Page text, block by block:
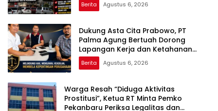
Berita Agustus 6, 2026
Dukung Asta Cita Prabowo, PT
Palma Agung Bertuah Dorong
Lapangan Kerja dan Ketahanan
Pangan
Berita Agustus 6, 2026
Warga Resah “Diduga Aktivitas
Prostitusi”, Ketua RT Minta Pemko
Pekanbaru Periksa Legalitas dan